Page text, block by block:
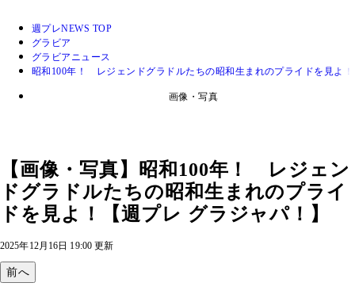
週プレNEWS TOP
グラビア
グラビアニュース
昭和100年！ レジェンドグラドルたちの昭和生まれのプライドを見よ
画像・写真
【画像・写真】昭和100年！ レジェン
ドグラドルたちの昭和生まれのプライ
ドを見よ！【週プレ グラジャパ！】
2025年12月16日 19:00 更新
前へ